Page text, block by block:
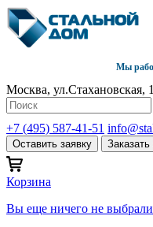
Мы
Москва, ул.Стахановская,
+7 (495) 587-41-51
Оставить заявку Заказать
Корзина
Вы еще ничего не выбрали